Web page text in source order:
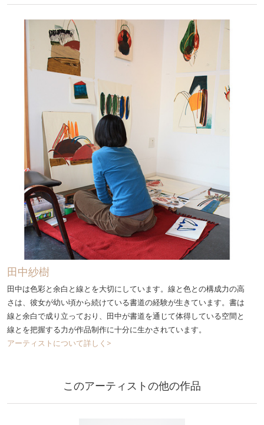
田中紗樹
田中は色彩と余白と線とを大切にしています。線と色との構成力の高
さは、彼女が幼い頃から続けている書道の経験が生きています。書は
線と余白で成り立っており、田中が書道を通じて体得している空間と
線とを把握する力が作品制作に十分に生かされています。
アーティストについて詳しく>
このアーティストの他の作品